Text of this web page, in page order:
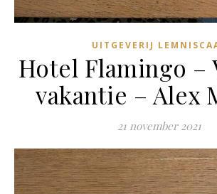
UITGEVERIJ
Hotel Flamingo –
vakantie – Alex
21 november 2021